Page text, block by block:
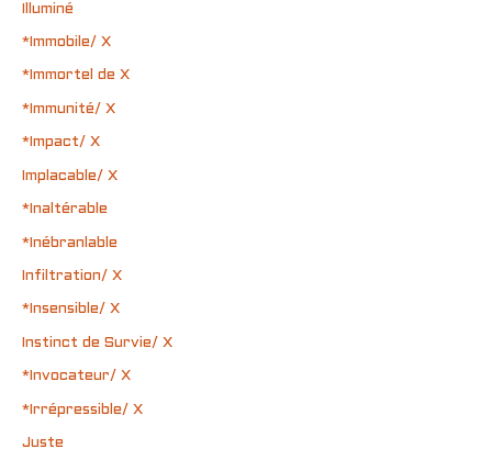
Illuminé
*Immobile/ X
*Immortel de X
*Immunité/ X
*Impact/ X
Implacable/ X
*Inaltérable
*Inébranlable
Infiltration/ X
*Insensible/ X
Instinct de Survie/ X
*Invocateur/ X
*Irrépressible/ X
Juste